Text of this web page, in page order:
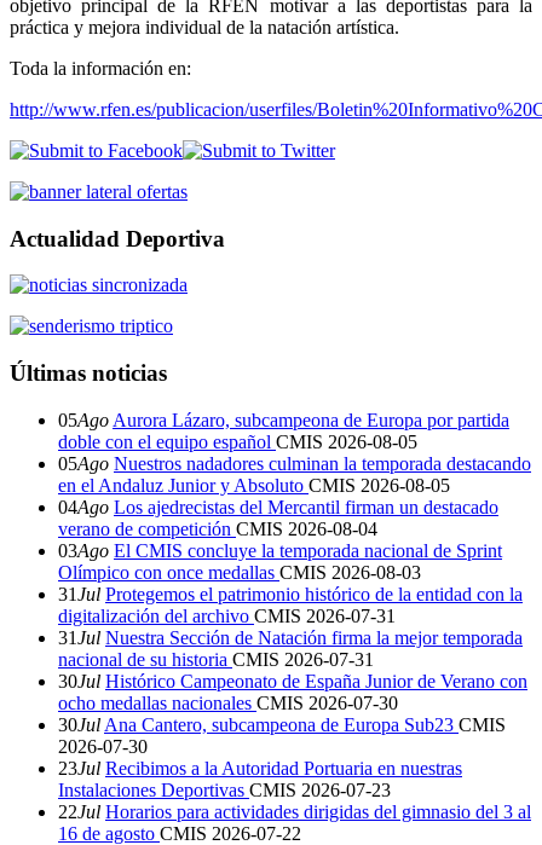
objetivo principal de la RFEN motivar a las deportistas para la
práctica y mejora individual de la natación artística.
Toda la información en:
http://www.rfen.es/publicacion/userfiles/
Actualidad Deportiva
Últimas noticias
05Ago Aurora Lázaro, subcampeona de Europa por partida
doble con el equipo español CMIS 2026-08-05
05Ago Nuestros nadadores culminan la temporada destacando
en el Andaluz Junior y Absoluto CMIS 2026-08-05
04Ago Los ajedrecistas del Mercantil firman un destacado
verano de competición CMIS 2026-08-04
03Ago El CMIS concluye la temporada nacional de Sprint
Olímpico con once medallas CMIS 2026-08-03
31Jul Protegemos el patrimonio histórico de la entidad con la
digitalización del archivo CMIS 2026-07-31
31Jul Nuestra Sección de Natación firma la mejor temporada
nacional de su historia CMIS 2026-07-31
30Jul Histórico Campeonato de España Junior de Verano con
ocho medallas nacionales CMIS 2026-07-30
30Jul Ana Cantero, subcampeona de Europa Sub23 CMIS
2026-07-30
23Jul Recibimos a la Autoridad Portuaria en nuestras
Instalaciones Deportivas CMIS 2026-07-23
22Jul Horarios para actividades dirigidas del gimnasio del 3 al
16 de agosto CMIS 2026-07-22